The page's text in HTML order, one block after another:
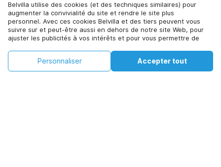
Belvilla utilise des cookies (et des techniques similaires) pour
augmenter la convivialité du site et rendre le site plus
personnel. Avec ces cookies Belvilla et des tiers peuvent vous
suivre sur et peut-être aussi en dehors de notre site Web, pour
ajuster les publicités à vos intérêts et pour vous permettre de
Accepter, vous acceptez de le faire. Plus d'informations peuvent
être trouvées dans notre
politique de cookie.
Accepter tout
Personnaliser
Cliquez ici pour vous désabonner des offres de Belvilla. Vous
pouvez vous désinscrire à tout moment à l'avenir
Voir les disponibilités
€141
+
Voir les disponibilités